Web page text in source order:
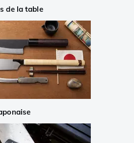
de la table